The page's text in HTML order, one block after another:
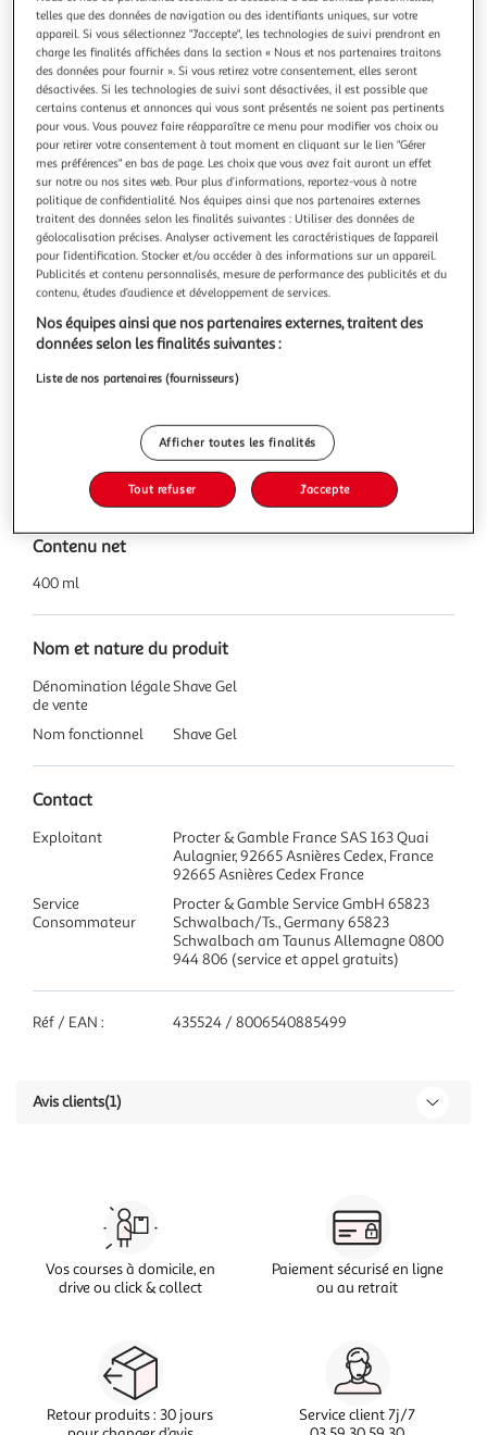
5.0 (1)
GILLETTE
Fusion Gel à raser au beurre de cacao
NC
En savoir +
2x200ml
Vous voulez connaître le prix de ce produit ?
Afficher le prix
Caractéristiques
Contenu net
400 ml
Nom et nature du produit
Dénomination légale
de vente
Shave Gel
Nom fonctionnel Shave Gel
Contact
Exploitant
Procter & Gamble France SAS 163 Quai
Aulagnier, 92665 Asnières Cedex, France
92665 Asnières Cedex France
Service
Consommateur
Procter & Gamble Service GmbH 65823
Schwalbach/Ts., Germany 65823
Schwalbach am Taunus Allemagne 0800
944 806 (service et appel gratuits)
Réf / EAN : 435524 / 8006540885499
Avis clients(1)
Vos courses à domicile, en
drive ou click & collect
Paiement sécurisé en ligne
ou au retrait
Retour produits : 30 jours
Service client 7j/7
telles que des données de navigation ou des identifiants uniques, sur votre
appareil. Si vous sélectionnez "J'accepte", les technologies de suivi prendront en
charge les finalités affichées dans la section « Nous et nos partenaires traitons
des données pour fournir ». Si vous retirez votre consentement, elles seront
désactivées. Si les technologies de suivi sont désactivées, il est possible que
certains contenus et annonces qui vous sont présentés ne soient pas pertinents
pour vous. Vous pouvez faire réapparaître ce menu pour modifier vos choix ou
pour retirer votre consentement à tout moment en cliquant sur le lien "Gérer
mes préférences" en bas de page. Les choix que vous avez fait auront un effet
sur notre ou nos sites web. Pour plus d’informations, reportez-vous à notre
politique de confidentialité. Nos équipes ainsi que nos partenaires externes
traitent des données selon les finalités suivantes : Utiliser des données de
géolocalisation précises. Analyser activement les caractéristiques de l’appareil
pour l’identification. Stocker et/ou accéder à des informations sur un appareil.
Publicités et contenu personnalisés, mesure de performance des publicités et du
contenu, études d’audience et développement de services.
Nos équipes ainsi que nos partenaires externes, traitent des
données selon les finalités suivantes :
Liste de nos partenaires (fournisseurs)
Afficher toutes les finalités
Tout refuser J'accepte